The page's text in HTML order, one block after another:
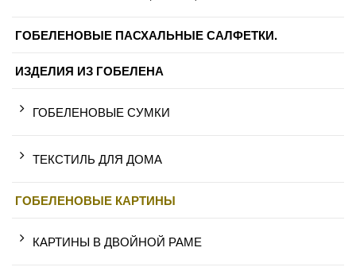
ГОБЕЛЕНОВЫЕ ПАСХАЛЬНЫЕ САЛФЕТКИ.
ИЗДЕЛИЯ ИЗ ГОБЕЛЕНА
ГОБЕЛЕНОВЫЕ СУМКИ
ТЕКСТИЛЬ ДЛЯ ДОМА
ГОБЕЛЕНОВЫЕ КАРТИНЫ
КАРТИНЫ В ДВОЙНОЙ РАМЕ